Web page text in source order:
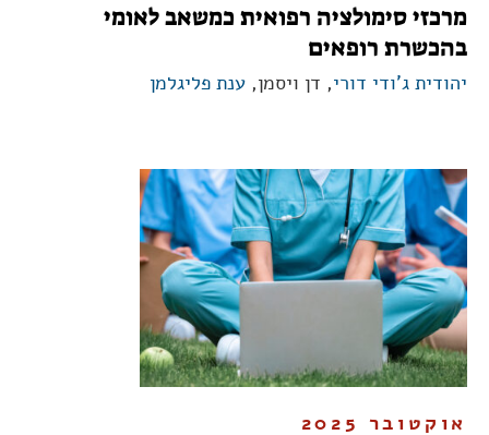
מרכזי סימולציה רפואית כמשאב לאומי
בהכשרת רופאים
יהודית ג'ודי דורי, דן ויסמן, ענת פליגלמן
אוקטובר 2025